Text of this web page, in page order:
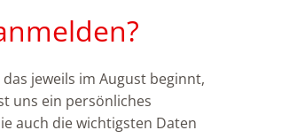
jeweils im August beginnt,
uns ein persönliches
auch die wichtigsten Daten